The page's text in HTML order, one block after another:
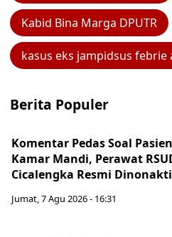
Kabid Bina Marga DPUTR
kasus eks jampidsus febrie
Berita Populer
Komentar Pedas Soal Pasien
Kamar Mandi, Perawat
Cicalengka Resmi
Jumat, 7 Agu 2026 - 16:31